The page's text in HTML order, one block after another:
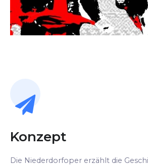
Konzept
Die Niederdorfoper erzählt die